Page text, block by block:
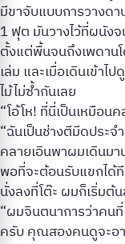
มีขาจับแบบการวางด
1 ฟุต มันวางไว้ที่ผนัง
ตั้งแต่พื้นจนถึงเพดาน
เล่ม และเมื่อเดินเข้า
ไม้ไม่ซ้ำกันเลย
“โอ้โห! ที่นี่เป็นเหมือ
“ฉันเป็นช่างตีมีดประจ
คลายเอินพาผมเดินม
พอที่จะต้อนรับแขกได้
นั่งลงที่โต๊ะ ผมก็เริ่มต้
“ผมจินตนาการว่าคน
ครับ คุณสองคนดูจะอ